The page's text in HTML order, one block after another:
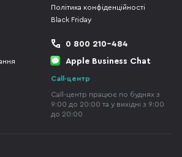
Політика конфіденційності
Black Friday
0 800 210-484
Apple Business Chat
Call-центр
Call-центр працює по буднях з
9:00 до 20:00 та у вихідні з 9:00
до 20:00